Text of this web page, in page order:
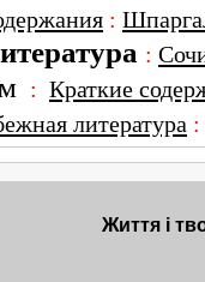
:
:
: Краткие
литература
Життя і